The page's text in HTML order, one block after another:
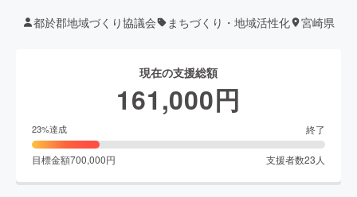
都於郡地域づくり協議会 まちづくり・地域活性化 宮崎県
現在の支援総額
161,000円
23%達成 終了
目標金額700,000円 支援者数23 人